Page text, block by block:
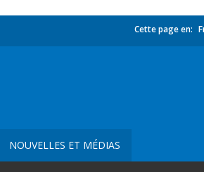
Cette page en:
NOUVELLES ET MÉDIAS